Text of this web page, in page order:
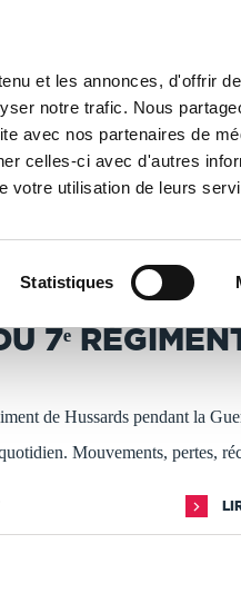
et les annonces, d'offrir
notre trafic. Nous
avec nos partenaires de
celles-ci avec d'autres
votre utilisation de leurs
Statistiques
LIBRAIRIE
de Hussards
- DÉLAI ACTUEL :
7ᵉ
de Hussards pendant la
Mouvements, pertes,